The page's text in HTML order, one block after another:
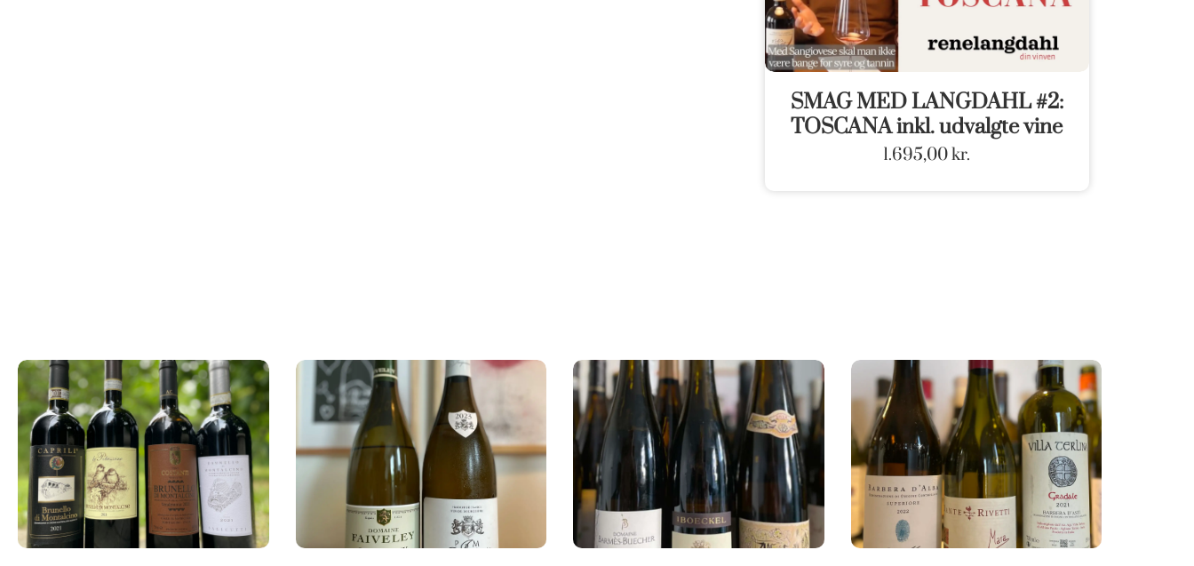
SMAG MED LANGDAHL #2:
TOSCANA inkl. udvalgte vine
1.695,00kr.